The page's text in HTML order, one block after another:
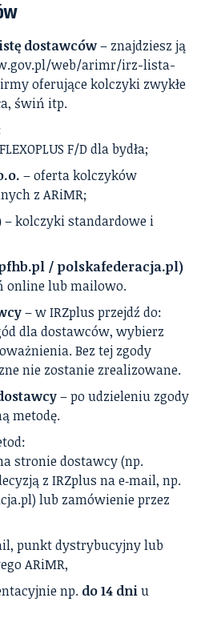
dostawców– znajdziesz ją
web/arimr/irz-lista-
oferujące kolczyki zwykłe
świń itp.
F/D dla bydła;
– oferta kolczyków
z ARiMR;
– kolczyki standardowe i
/ polskafederacja.pl)
online lub mailowo.
– w IRZplus przejdź do:
dla dostawców, wybierz
Bez tej zgody
nie zostanie zrealizowane.
– po udzieleniu zgody
metodę.
stronie dostawcy (np.
z IRZplus na e‑mail, np.
) lub zamówienie przez
punkt dystrybucyjny lub
ARiMR,
np. do 14 dniu